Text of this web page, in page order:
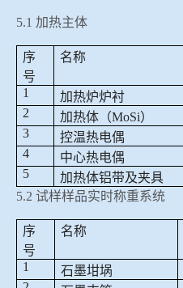
5.1 加热主体
序
号
名称
1 加热炉炉衬
2
加热体（MoSi）
3
控温热电偶
4
中心热电偶
5
加热体铝带及夹具
5.2 试样样品实时称重系统
序
号
名称
1 石墨坩埚